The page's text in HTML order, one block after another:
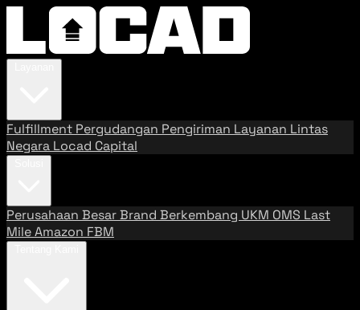
Fulfillment Pergudangan Pengiriman Layanan Lintas
Negara Locad Capital
Perusahaan BesarBrand Berkembang UKM OMS Last
MileAmazon FBM